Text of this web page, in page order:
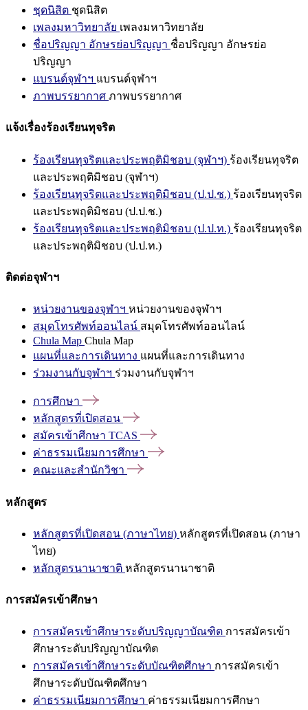
ชุดนิสิต ชุดนิสิต
เพลงมหาวิทยาลัย เพลงมหาวิทยาลัย
ชื่อปริญญา อักษรย่อปริญญา ชื่อปริญญา อักษรย่อ
ปริญญา
แบรนด์จุฬาฯ แบรนด์จุฬาฯ
ภาพบรรยากาศ ภาพบรรยากาศ
แจ้งเรื่องร้องเรียนทุจริต
ร้องเรียนทุจริตและประพฤติมิชอบ (จุฬาฯ) ร้องเรียนทุจริต
และประพฤติมิชอบ (จุฬาฯ)
ร้องเรียนทุจริตและประพฤติมิชอบ (ป.ป.ช.) ร้องเรียนทุจริต
และประพฤติมิชอบ (ป.ป.ช.)
ร้องเรียนทุจริตและประพฤติมิชอบ (ป.ป.ท.) ร้องเรียนทุจริต
และประพฤติมิชอบ (ป.ป.ท.)
ติดต่อจุฬาฯ
หน่วยงานของจุฬาฯ หน่วยงานของจุฬาฯ
สมุดโทรศัพท์ออนไลน์ สมุดโทรศัพท์ออนไลน์
Chula Map Chula Map
แผนที่และการเดินทาง แผนที่และการเดินทาง
ร่วมงานกับจุฬาฯ ร่วมงานกับจุฬาฯ
การศึกษา
หลักสูตรที่เปิดสอน
สมัครเข้าศึกษา TCAS
ค่าธรรมเนียมการศึกษา
คณะและสำนักวิชา
หลักสูตร
หลักสูตรที่เปิดสอน (ภาษาไทย) หลักสูตรที่เปิดสอน (ภาษา
ไทย)
หลักสูตรนานาชาติ หลักสูตรนานาชาติ
การสมัครเข้าศึกษา
การสมัครเข้าศึกษาระดับปริญญาบัณฑิต การสมัครเข้า
ศึกษาระดับปริญญาบัณฑิต
การสมัครเข้าศึกษาระดับบัณฑิตศึกษา การสมัครเข้า
ศึกษาระดับบัณฑิตศึกษา
ค่าธรรมเนียมการศึกษา ค่าธรรมเนียมการศึกษา